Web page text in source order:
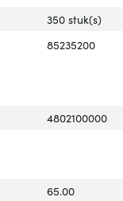
350 stuk(s)
85235200
4802100000
65.00